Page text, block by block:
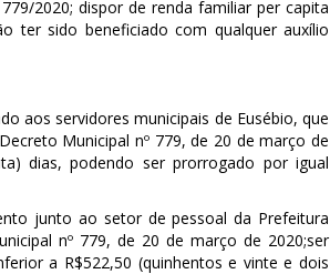
2020; dispor de renda familiar per capita
ter sido beneficiado com qualquer auxílio
aos servidores municipais de Eusébio, que
Municipal nº 779, de 20 de março de
dias, podendo ser prorrogado por igual
junto ao setor de pessoal da Prefeitura
nº 779, de 20 de março de 2020;ser
a R$522,50 (quinhentos e vinte e dois